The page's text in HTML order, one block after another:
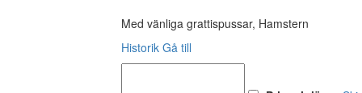
Med vänliga grattispussar, Hamstern
Historik Gå till